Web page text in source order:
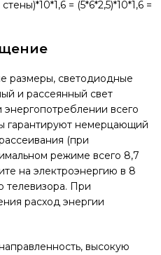
= (5*6*2,5)*10*1,6 =
размеры, светодиодные
и рассеянный свет
всего
гарантируют немерцающий
(при
режиме всего 8,7
на электроэнергию в 8
телевизора. При
расход энергии
высокую